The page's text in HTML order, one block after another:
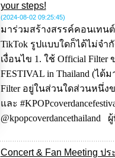
your steps!
(2024-08-02 09:25:45)
มาร่วมสร้างสรรค์คอนเทน
TikTok รูปแบบใดก็ได้ไม่จำ
เงื่อนไข 1. ใช้ Official Filter
FESTIVAL in Thailand (ไ
Filter อยู่ในส่วนใดส่วนหนึ่งข
และ
@kpopcoverdancethailand
Concert & Fan Meeting ปร